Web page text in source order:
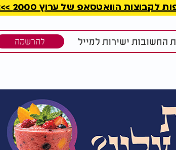
הוואטסאפ של ערוץ 2000 >>>
החשובות ישירות למייל להרשמה